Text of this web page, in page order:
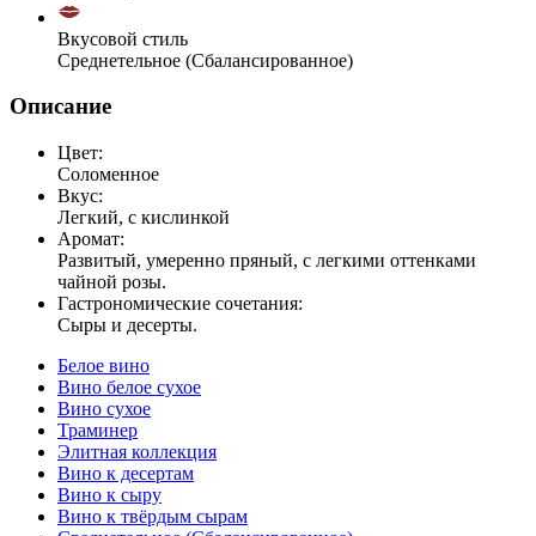
Вкусовой стиль
Среднетельное (Сбалансированное)
Описание
Цвет:
Соломенное
Вкус:
Легкий, с кислинкой
Аромат:
Развитый, умеренно пряный, с легкими оттенками
чайной розы.
Гастрономические сочетания:
Сыры и десерты.
Белое вино
Вино белое сухое
Вино сухое
Траминер
Элитная коллекция
Вино к десертам
Вино к сыру
Вино к твёрдым сырам